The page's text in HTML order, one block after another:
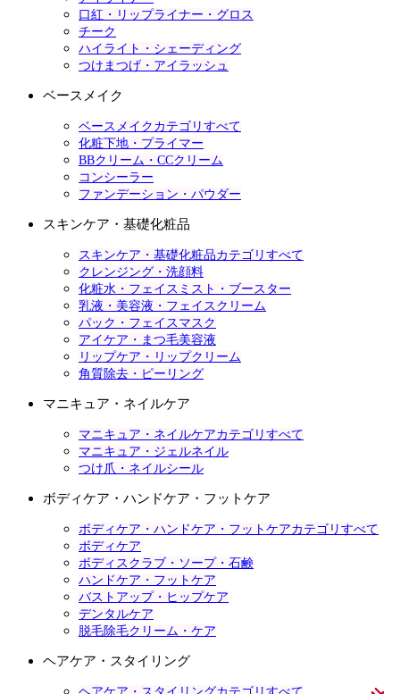
口紅・リップライナー・グロス
チーク
ハイライト・シェーディング
つけまつげ・アイラッシュ
ベースメイク
ベースメイクカテゴリすべて
化粧下地・プライマー
BBクリーム・CCクリーム
コンシーラー
ファンデーション・パウダー
スキンケア・基礎化粧品
スキンケア・基礎化粧品カテゴリすべて
クレンジング・洗顔料
化粧水・フェイスミスト・ブースター
乳液・美容液・フェイスクリーム
パック・フェイスマスク
アイケア・まつ毛美容液
リップケア・リップクリーム
角質除去・ピーリング
マニキュア・ネイルケア
マニキュア・ネイルケアカテゴリすべて
マニキュア・ジェルネイル
つけ爪・ネイルシール
ボディケア・ハンドケア・フットケア
ボディケア・ハンドケア・フットケアカテゴリすべて
ボディケア
ボディスクラブ・ソープ・石鹸
ハンドケア・フットケア
バストアップ・ヒップケア
デンタルケア
脱毛除毛クリーム・ケア
ヘアケア・スタイリング